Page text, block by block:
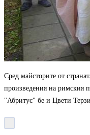
Сред майсторите от
произведения на римския
"Абритус" бе и Цвети
Магията на занаята